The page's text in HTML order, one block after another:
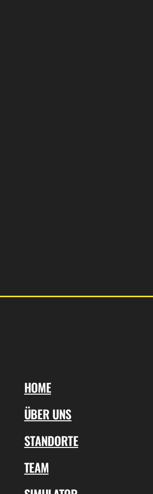
HOME
ÜBER UNS
STANDORTE
TEAM